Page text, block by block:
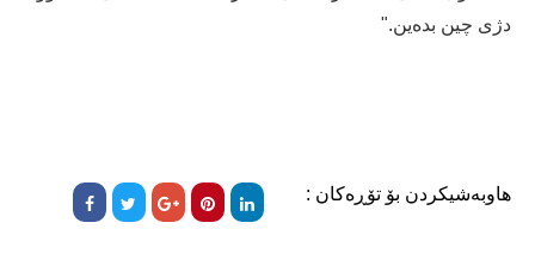
دژی چین بدەین."
هاوبەشیکردن بۆ تۆڕەکان :